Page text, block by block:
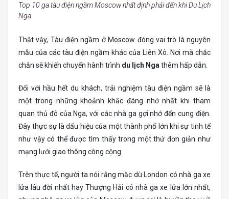
Top 10 ga tàu điện ngầm Moscow nhất định phải đến khi Du Lịch
Nga
Thật vậy, Tàu điện ngầm ở Moscow đóng vai trò là nguyên
mẫu của các tàu điện ngầm khác của Liên Xô. Nơi mà chắc
chắn sẽ khiến chuyến hành trình du lịch Nga thêm hấp dẫn.
Đối với hầu hết du khách, trải nghiệm tàu ​​điện ngầm sẽ là
một trong những khoảnh khắc đáng nhớ nhất khi tham
quan thủ đô của Nga, với các nhà ga gợi nhớ đến cung điện.
Đây thực sự là dấu hiệu của một thành phố lớn khi sự tinh tế
như vậy có thể được tìm thấy trong một thứ đơn giản như
mạng lưới giao thông công cộng.
Trên thực tế, người ta nói rằng mặc dù London có nhà ga xe
lửa lâu đời nhất hay Thượng Hải có nhà ga xe lửa lớn nhất,